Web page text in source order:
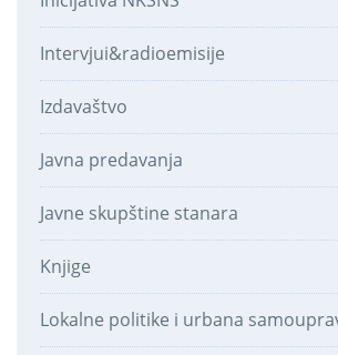
Intervjui&radioemisije
Izdavaštvo
Javna predavanja
Javne skupštine stanara
Knjige
Lokalne politike i urbana